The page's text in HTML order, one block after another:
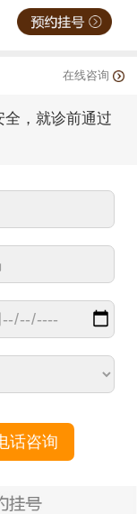
在线咨询
，就诊前通过
话咨询